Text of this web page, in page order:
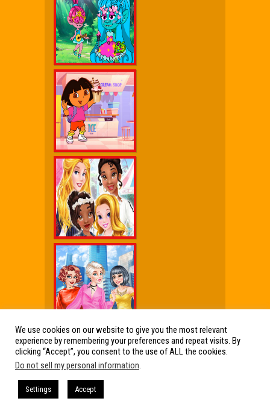
Wx Cheat Games|Click Jogos Pro|Humor wx
Friv Online Jogos Grátis
de Friv reunidos em um só lugar. Jogos Friv
We use cookies on our website to give you the most relevant
experience by remembering your preferences and repeat visits. By
clicking “Accept”, you consent to the use of ALL the cookies.
Do not sell my personal information.
Settings Accept